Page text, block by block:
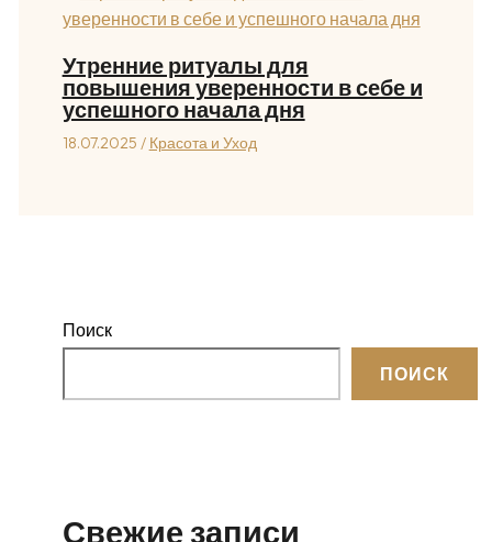
Утренние ритуалы для
повышения уверенности в себе и
успешного начала дня
18.07.2025 / Красота и Уход
Поиск
ПОИСК
Свежие записи